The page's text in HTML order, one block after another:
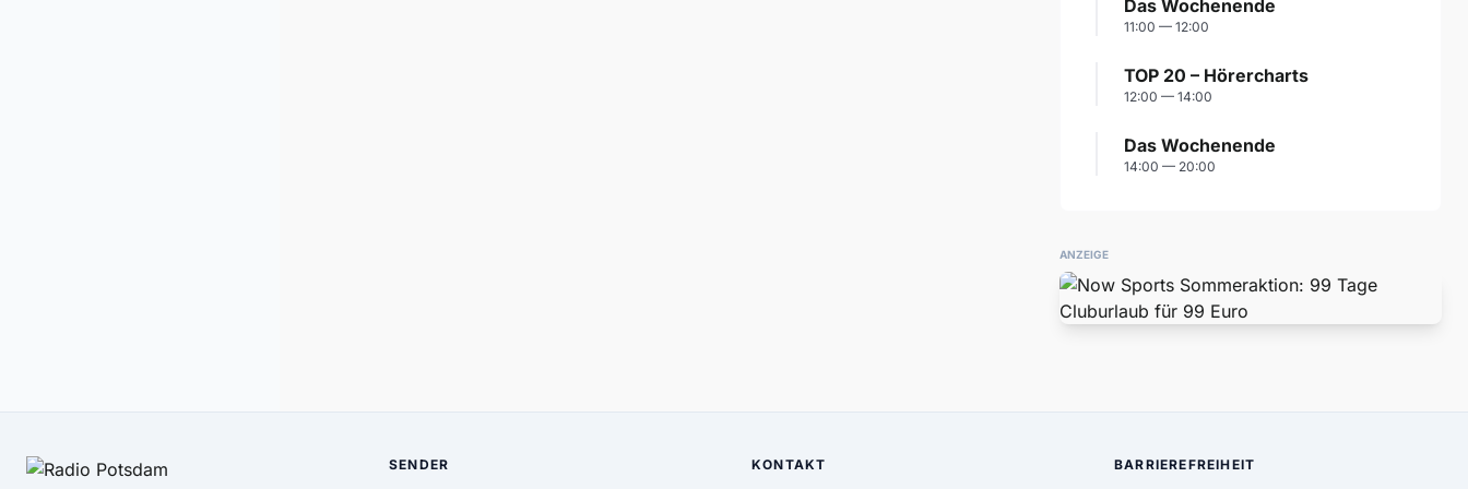
Das Wochenende
11:00 — 12:00
TOP 20 – Hörercharts
12:00 — 14:00
Das Wochenende
14:00 — 20:00
ANZEIGE
SENDER KONTAKT BARRIEREFREIHEIT